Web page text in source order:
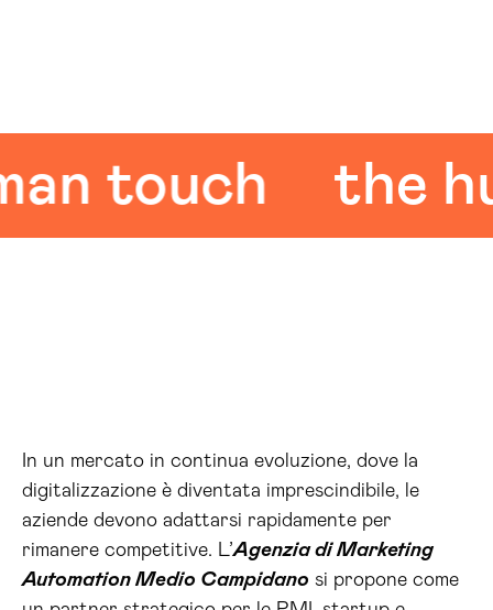
the
In un mercato in continua evoluzione, dove la
digitalizzazione è diventata imprescindibile, le
aziende devono adattarsi rapidamente per
rimanere competitive. L’Agenzia di Marketing
Automation Medio Campidano si propone come